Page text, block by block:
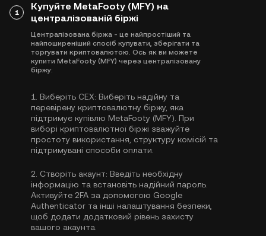
1
Купуйте MetaFooty (MFY) на
централізованій біржі
Централізована біржа - це найпростіший та
найпоширеніший спосіб купувати, зберігати та
торгувати криптовалютою. Ось як ви можете
купити MetaFooty (MFY) через централізовану
біржу:
1. Виберіть CEX: Виберіть надійну та
перевірену криптовалютну біржу, яка
підтримує купівлю MetaFooty (MFY). При
виборі криптовалютної біржі зважуйте
простоту використання, структуру комісій та
підтримувані способи оплати.
2. Створіть акаунт: Введіть необхідну
інформацію та встановіть надійний пароль.
Активуйте 2FA за допомогою Google
Authenticator та інші налаштування безпеки,
щоб додати додатковий рівень захисту
вашого акаунта.